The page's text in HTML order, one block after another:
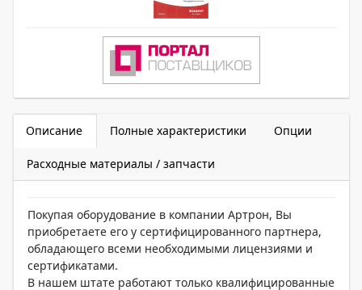
Описание Полные характеристики Опции
Расходные материалы / запчасти
Покупая оборудование в компании Артрон, Вы
приобретаете его у сертифицированного партнера,
обладающего всеми необходимыми лицензиями и
сертификатами.
В нашем штате работают только квалифицированные